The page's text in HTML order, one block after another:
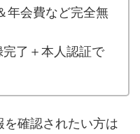
年会費など完全無
完了＋本人認証で
確認されたい方は